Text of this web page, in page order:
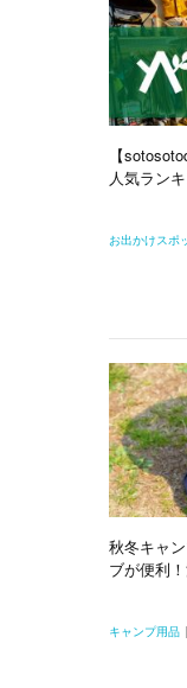
【
人気ラン
お出かけスポ
秋冬キャ
ブが便利
キャンプ用品